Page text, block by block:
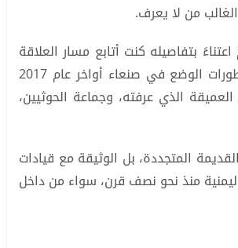
من لا يعرف.
بتفاصيله كنت أتابع مسار العلاقة
بين صالح والحوثيين منذ بدايتها، وأتوقع نهايتها، وقد كنت أرقب تطورات الوضع في صنعاء أواخر عام 2017
الذي عرفته، وجماعة الحوثيين،
المتجددة، بل الوثيقة مع قيادات
منذ نحو نصف قرن، سواء من داخل